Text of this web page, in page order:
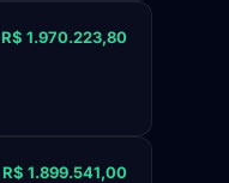
R$ 1.970.223,80
R$ 1.899.541,00